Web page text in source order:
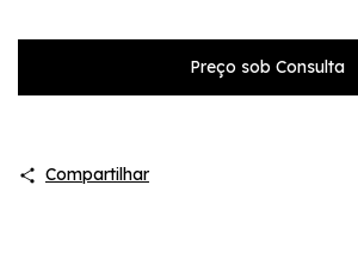
Compartilhar